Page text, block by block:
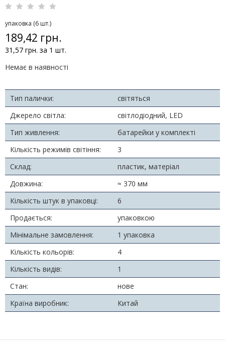
упаковка (6 шт.)
189,42 грн.
31,57 грн. за 1 шт.
Немає в наявності
Тип палички:
світяться
Джерело світла:
світлодіодний, LED
Тип живлення:
батарейки у комплекті
Кількість режимів світіння:
3
Склад:
пластик, матеріал
Довжина:
≈ 370 мм
Кількість штук в упаковці:
6
Продається:
упаковкою
Мінімальне замовлення:
1 упаковка
Кількість кольорів:
4
Кількість видів:
1
Стан:
нове
Країна виробник:
Китай